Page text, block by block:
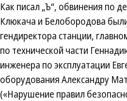
Как писал „Ъ“, обвинения по
Клюкача и Белобородова
гендиректора станции,
по технической части
инженера по эксплуатации
оборудования Александру
(«Нарушение правил